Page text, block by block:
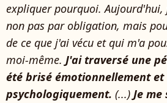
expliquer pourquoi. Aujourd'hui,
non pas par obligation, mais
de ce que j'ai vécu et qui m'a
moi-même. J'ai traversé une
été brisé émotionnellement et
psychologiquement. (...) Je